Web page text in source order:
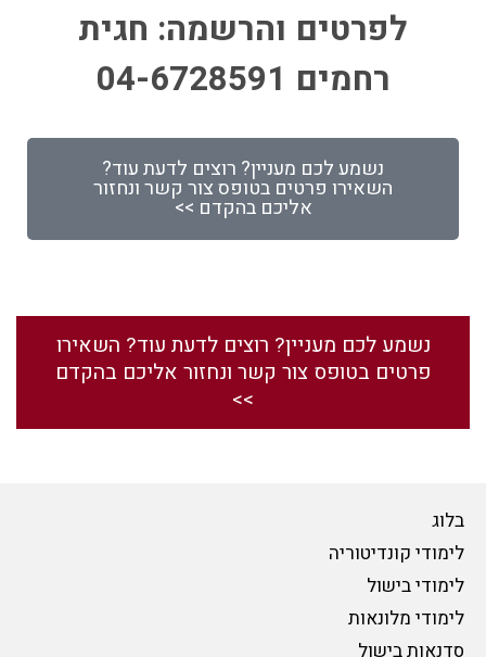
לפרטים והרשמה: חגית
רחמים 04-6728591
נשמע לכם מעניין? רוצים לדעת עוד?
השאירו פרטים בטופס צור קשר ונחזור
אליכם בהקדם >>
נשמע לכם מעניין? רוצים לדעת עוד? השאירו
פרטים בטופס צור קשר ונחזור אליכם בהקדם
>>
בלוג
לימודי קונדיטוריה
לימודי בישול
לימודי מלונאות
סדנאות בישול